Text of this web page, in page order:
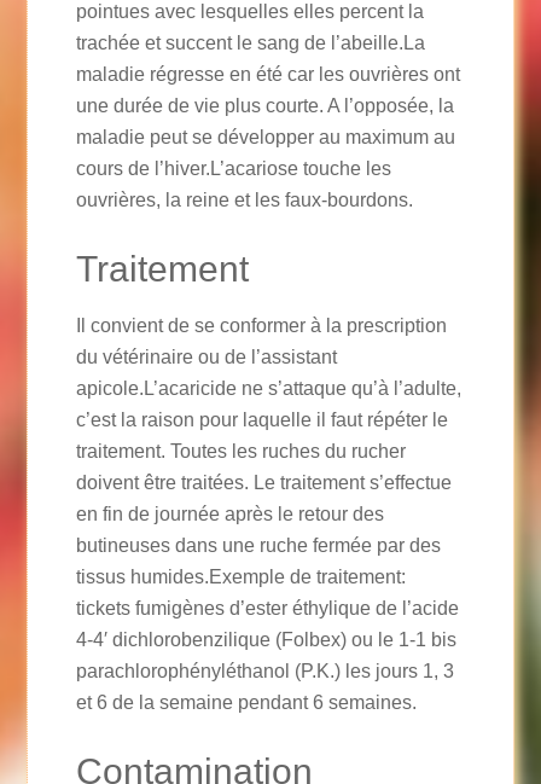
pointues avec lesquelles elles percent la
trachée et succent le sang de l’abeille.La
maladie régresse en été car les ouvrières ont
une durée de vie plus courte. A l’opposée, la
maladie peut se développer au maximum au
cours de l’hiver.L’acariose touche les
ouvrières, la reine et les faux-bourdons.
Traitement
Il convient de se conformer à la prescription
du vétérinaire ou de l’assistant
apicole.L’acaricide ne s’attaque qu’à l’adulte,
c’est la raison pour laquelle il faut répéter le
traitement. Toutes les ruches du rucher
doivent être traitées. Le traitement s’effectue
en fin de journée après le retour des
butineuses dans une ruche fermée par des
tissus humides.Exemple de traitement:
tickets fumigènes d’ester éthylique de l’acide
4-4′ dichlorobenzilique (Folbex) ou le 1-1 bis
parachlorophényléthanol (P.K.) les jours 1, 3
et 6 de la semaine pendant 6 semaines.
Contamination